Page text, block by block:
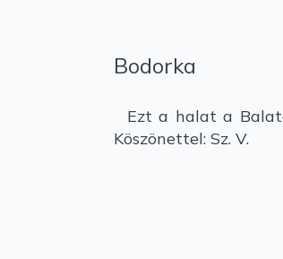
Bodorka
Ezt a halat a
Köszönettel: Sz. V.